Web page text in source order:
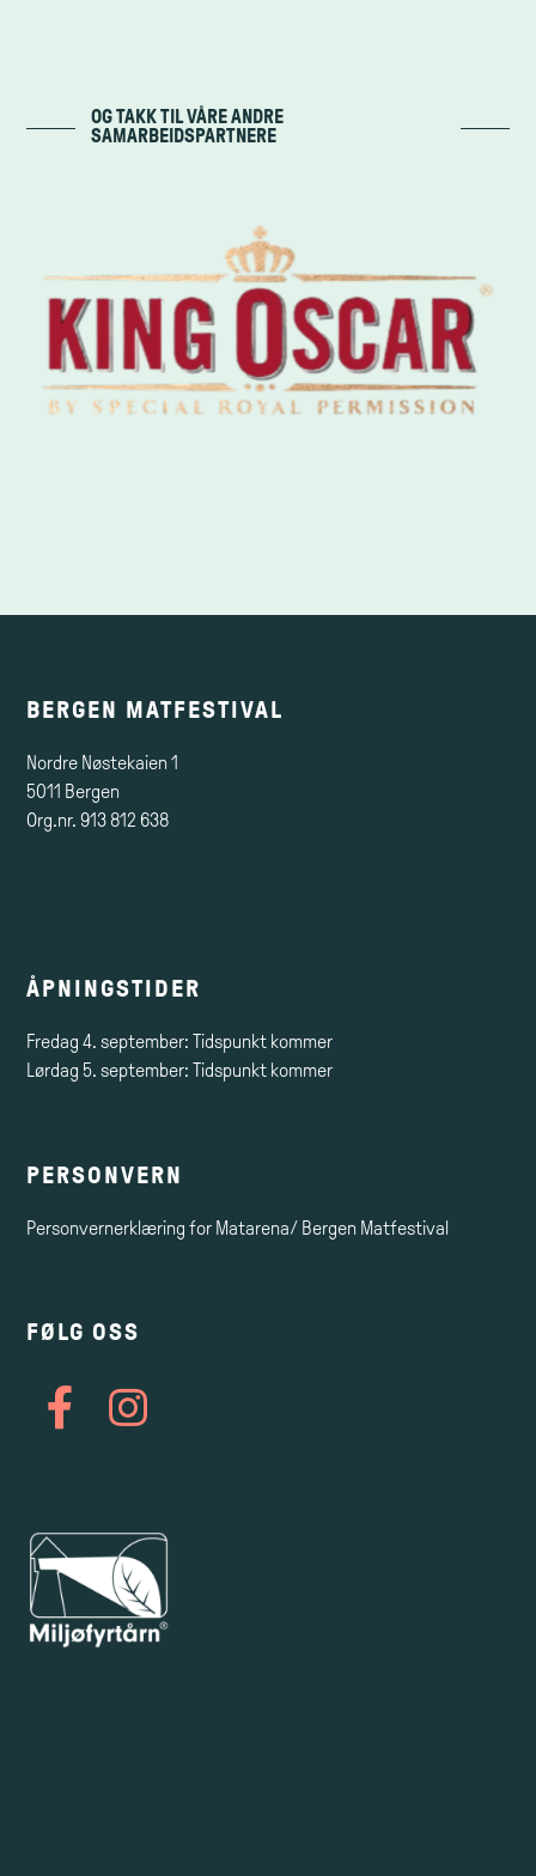
OG TAKK TIL VÅRE ANDRE
SAMARBEIDSPARTNERE
BERGEN MATFESTIVAL
Nordre Nøstekaien 1
5011 Bergen
Org.nr. 913 812 638
ÅPNINGSTIDER
Fredag 4. september: Tidspunkt kommer
Lørdag 5. september: Tidspunkt kommer
PERSONVERN
Personvernerklæring for Matarena/ Bergen Matfestival
FØLG OSS